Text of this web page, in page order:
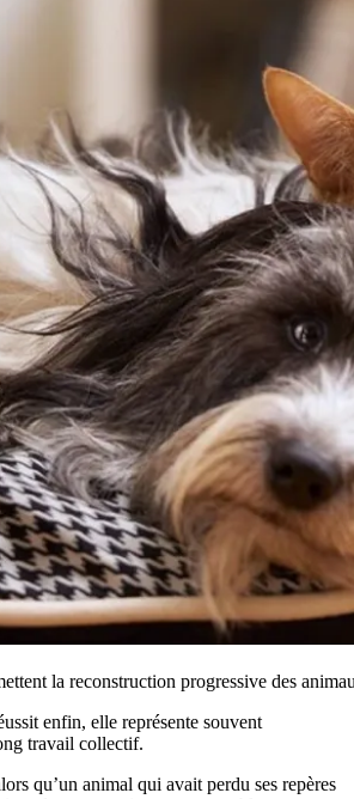
la reconstruction progressive des
enfin, elle représente souvent
travail collectif.
qu’un animal qui avait perdu ses repères